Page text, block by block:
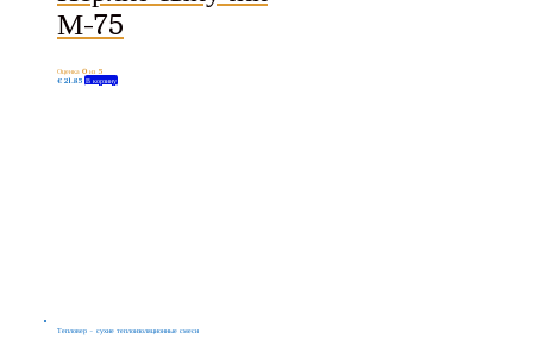
М-75
Оценка 0 из 5
€ 21.85 В корзину
Тепловер - сухие теплоизоляционные смеси